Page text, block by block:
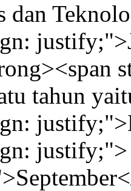
dan
tahun
justify;">